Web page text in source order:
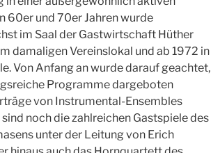
60er und 70er Jahren wurde
im Saal der Gastwirtschaft Hüther
damaligen Vereinslokal und ab 1972 in
Von Anfang an wurde darauf geachtet,
Programme dargeboten
von Instrumental-Ensembles
noch die zahlreichen Gastspiele des
unter der Leitung von Erich